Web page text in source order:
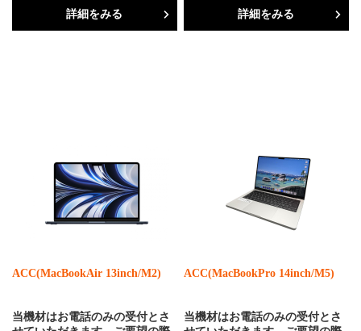
詳細をみる 詳細をみる
ACC(MacBookAir 13inch/M2)
当機材はお電話のみの受付とさ
ACC(MacBookPro 14inch/M5)
当機材はお電話のみの受付とさ